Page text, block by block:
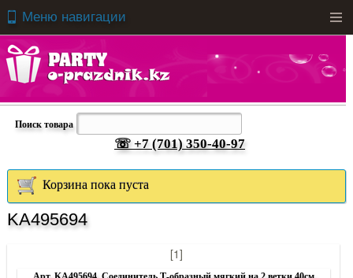
Поиск товара
☏ +7 (701) 350-40-97
Корзина пока пуста
Меню навигации
KA495694
[1]